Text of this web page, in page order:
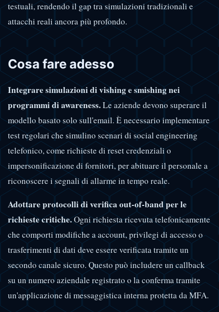
testuali, rendendo il gap tra simulazioni tradizionali e
attacchi reali ancora più profondo.
Cosa fare adesso
Integrare simulazioni di vishing e smishing nei
programmi di awareness.Le aziende devono superare il
modello basato solo sull'email. È necessario implementare
test regolari che simulino scenari di social engineering
telefonico, come richieste di reset credenziali o
impersonificazione di fornitori, per abituare il personale a
riconoscere i segnali di allarme in tempo reale.
Adottare protocolli di verifica out-of-band per le
richieste critiche.Ogni richiesta ricevuta telefonicamente
che comporti modifiche a account, privilegi di accesso o
trasferimenti di dati deve essere verificata tramite un
secondo canale sicuro. Questo può includere un callback
su un numero aziendale registrato o la conferma tramite
un'applicazione di messaggistica interna protetta da MFA.